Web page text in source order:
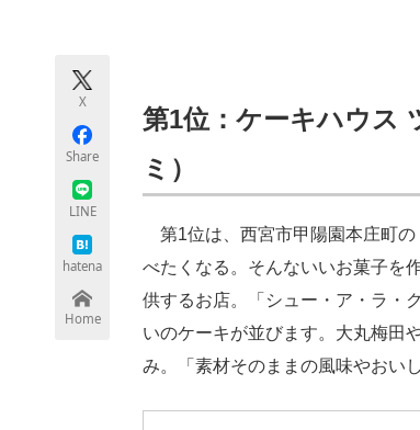
X
Share
LINE
hatena
Home
第1位：ケーキハウス
ミ）
第1位は、西宮市甲陽園本庄町の
べたくなる。そんないいお菓子を
供するお店。「シュー・ア・ラ・
いのケーキが並びます。大丸梅田
み。「素材そのままの風味やおい